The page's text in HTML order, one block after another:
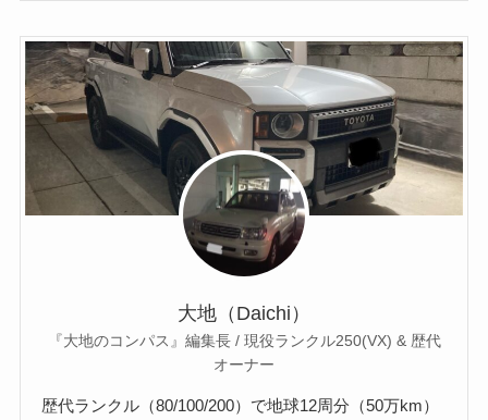
大地（Daichi）
『大地のコンパス』編集長 / 現役ランクル250(VX) & 歴代
オーナー
歴代ランクル（80/100/200）で地球12周分（50万km）